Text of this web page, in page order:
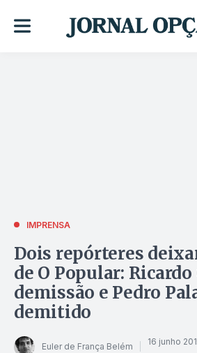
IMPRENSA
Dois repórteres
de O Popular: Ricardo
demissão e Pedro
demitido
Euler de França Belém 16 junho